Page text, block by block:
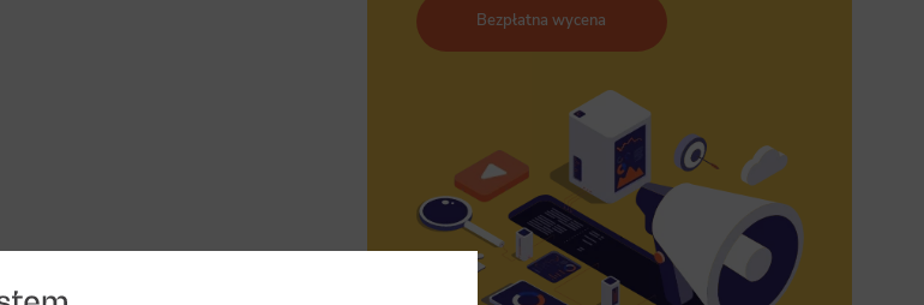
Bezpłatna wycena